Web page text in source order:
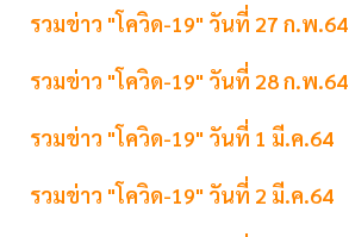
รวมข่าว "โควิด-19" วันที่ 27 ก.พ.64
รวมข่าว "โควิด-19" วันที่ 28 ก.พ.64
รวมข่าว "โควิด-19" วันที่ 1 มี.ค.64
รวมข่าว "โควิด-19" วันที่ 2 มี.ค.64